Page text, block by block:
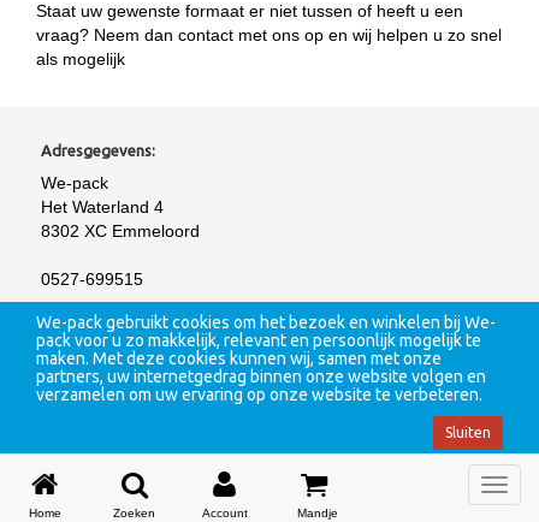
Home Zoeken Account Mandje
Menu
Staat uw gewenste formaat er niet tussen of heeft u een
vraag? Neem dan contact met ons op en wij helpen u zo snel
als mogelijk
Adresgegevens:
We-pack
Het Waterland 4
8302 XC Emmeloord
0527-699515
Alle prijzen zijnexclusief BTW . Verzendkosten zijn afhankelijk van
totaalbedrag en locatie
We-pack gebruikt cookies om het bezoek en winkelen bij We-
pack voor u zo makkelijk, relevant en persoonlijk mogelijk te
maken. Met deze cookies kunnen wij, samen met onze
partners, uw internetgedrag binnen onze website volgen en
verzamelen om uw ervaring op onze website te verbeteren.
Sluiten